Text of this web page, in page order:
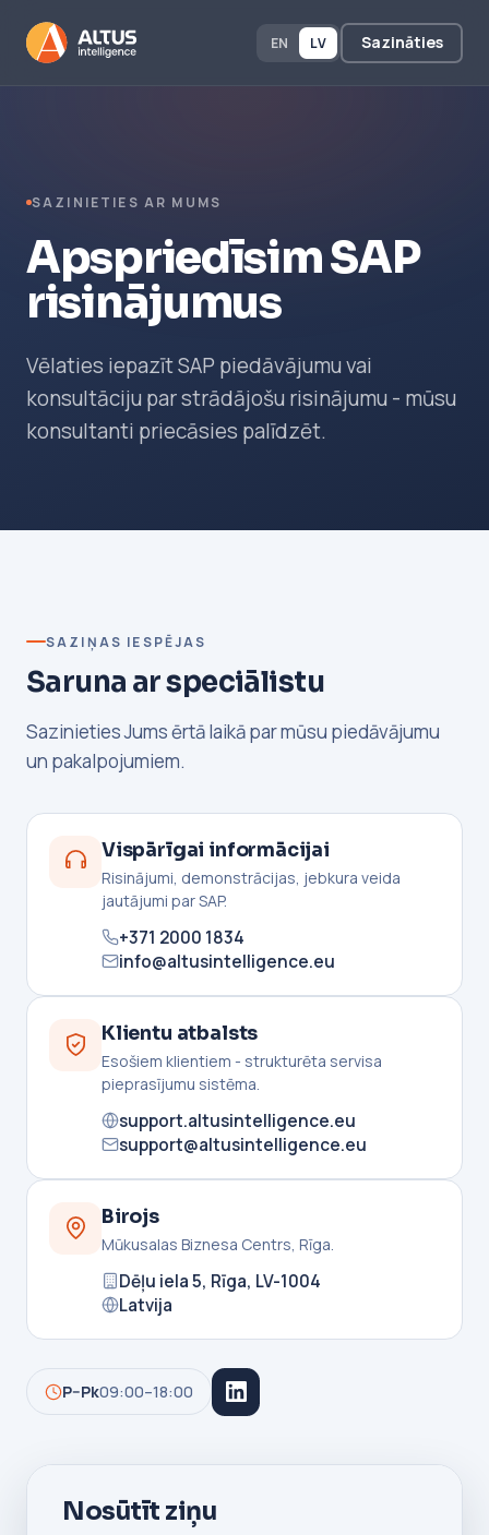
EN LV Sazināties
SAZINIETIES AR MUMS
Apspriedīsim SAP
risinājumus
Vēlaties iepazīt SAP piedāvājumu vai
konsultāciju par strādājošu risinājumu - mūsu
konsultanti priecāsies palīdzēt.
SAZIŅAS IESPĒJAS
Saruna ar speciālistu
Sazinieties Jums ērtā laikā par mūsu piedāvājumu
un pakalpojumiem.
Vispārīgai informācijai
Risinājumi, demonstrācijas, jebkura veida
jautājumi par SAP.
+371 2000 1834
info@altusintelligence.eu
Klientu atbalsts
Esošiem klientiem - strukturēta servisa
pieprasījumu sistēma.
support.altusintelligence.eu
support@altusintelligence.eu
Birojs
Mūkusalas Biznesa Centrs, Rīga.
Dēļu iela 5, Rīga, LV-1004
Latvija
P–Pk09:00–18:00
Nosūtīt ziņu